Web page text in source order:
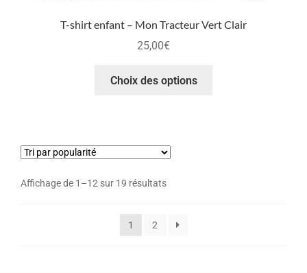
T-shirt enfant – Mon Tracteur Vert Clair
25,00€
Choix des options
Affichage de 1–12 sur 19 résultats
1 2